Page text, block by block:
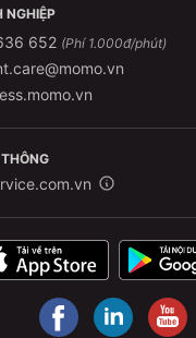
NGHIỆP
652 (Phí 1.000đ/phút)